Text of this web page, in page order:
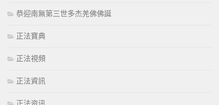
恭迎南無第三世多杰羌佛佛誕
正法寶典
正法視頻
正法資訊